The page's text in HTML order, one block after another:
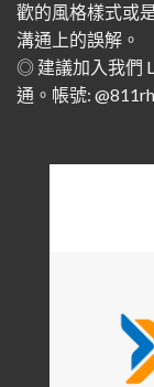
歡的風格樣式或
溝通上的誤解。
◎ 建議加入我們
通。帳號: